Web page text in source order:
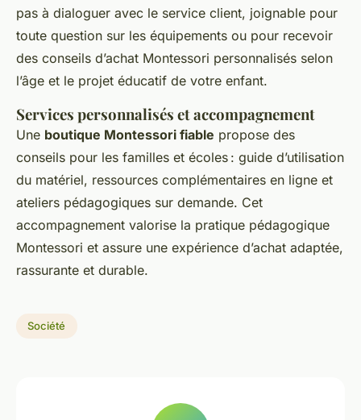
pas à dialoguer avec le service client, joignable pour
toute question sur les équipements ou pour recevoir
des conseils d’achat Montessori personnalisés selon
l’âge et le projet éducatif de votre enfant.
Services personnalisés et accompagnement
Une boutique Montessori fiable propose des
conseils pour les familles et écoles : guide d’utilisation
du matériel, ressources complémentaires en ligne et
ateliers pédagogiques sur demande. Cet
accompagnement valorise la pratique pédagogique
Montessori et assure une expérience d’achat adaptée,
rassurante et durable.
Société